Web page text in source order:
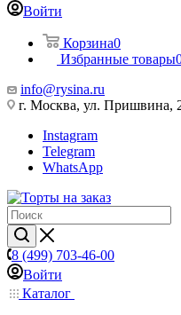
Войти
Корзина0
Избранные товары
info@rysina.ru
г. Москва, ул. Пришвина,
Instagram
Telegram
WhatsApp
8 (499) 703-46-00
Войти
Каталог